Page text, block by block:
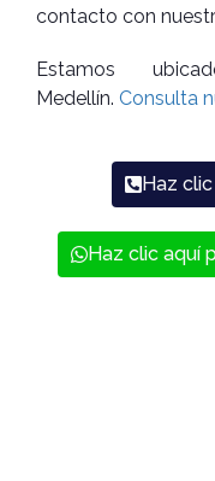
contacto con
Estamos
Medellín. Consulta
Haz
Haz clic aquí